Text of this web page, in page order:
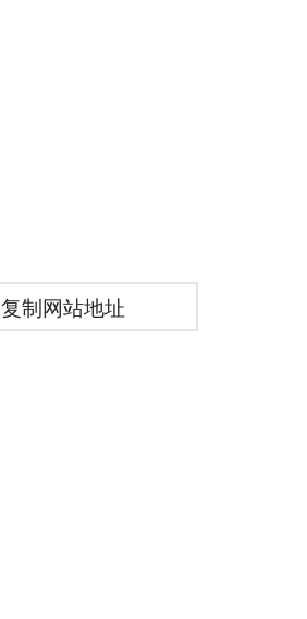
复制网站地址